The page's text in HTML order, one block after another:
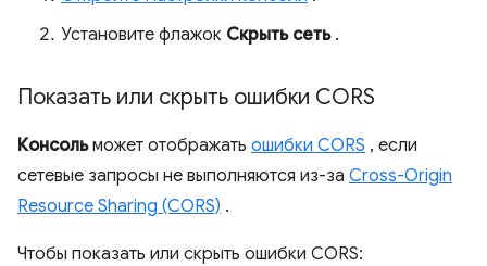
Установите флажок Скрыть сеть.
Показать или скрыть ошибки CORS
Консольможет отображать ошибки CORS , если
сетевые запросы не выполняются из-за Cross-Origin
Resource Sharing (CORS) .
Чтобы показать или скрыть ошибки CORS: